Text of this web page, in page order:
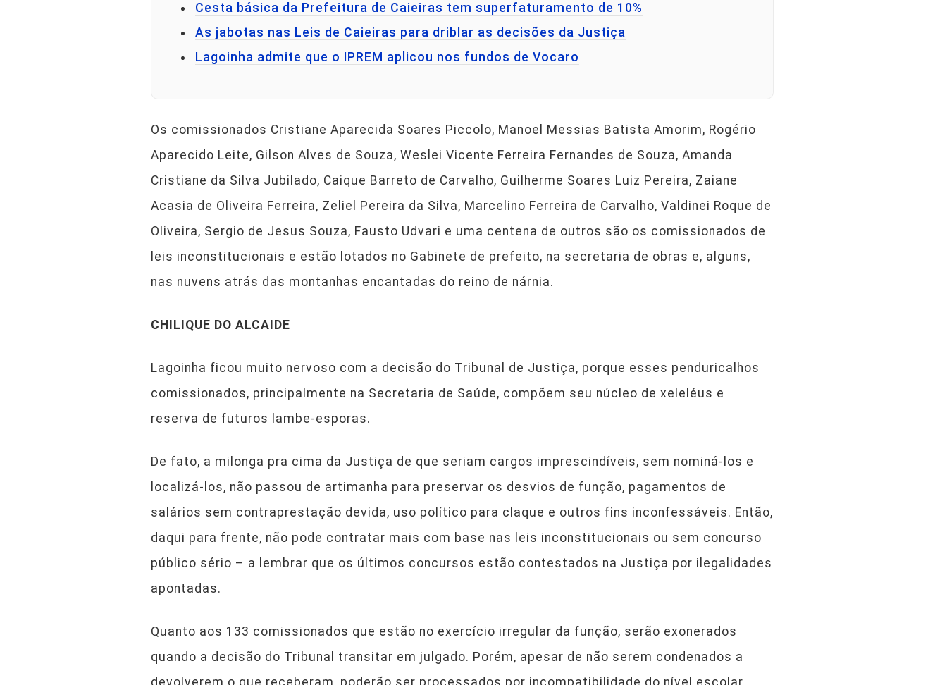
Cesta básica da Prefeitura de Caieiras tem superfaturamento de 10%
As jabotas nas Leis de Caieiras para driblar as decisões da Justiça
Lagoinha admite que o IPREM aplicou nos fundos de Vocaro
Os comissionados Cristiane Aparecida Soares Piccolo, Manoel Messias Batista Amorim, Rogério
Aparecido Leite, Gilson Alves de Souza, Weslei Vicente Ferreira Fernandes de Souza, Amanda
Cristiane da Silva Jubilado, Caique Barreto de Carvalho, Guilherme Soares Luiz Pereira, Zaiane
Acasia de Oliveira Ferreira, Zeliel Pereira da Silva, Marcelino Ferreira de Carvalho, Valdinei Roque de
Oliveira, Sergio de Jesus Souza, Fausto Udvari e uma centena de outros são os comissionados de
leis inconstitucionais e estão lotados no Gabinete de prefeito, na secretaria de obras e, alguns,
nas nuvens atrás das montanhas encantadas do reino de nárnia.
CHILIQUE DO ALCAIDE
Lagoinha ficou muito nervoso com a decisão do Tribunal de Justiça, porque esses penduricalhos
comissionados, principalmente na Secretaria de Saúde, compõem seu núcleo de xeleléus e
reserva de futuros lambe-esporas.
De fato, a milonga pra cima da Justiça de que seriam cargos imprescindíveis, sem nominá-los e
localizá-los, não passou de artimanha para preservar os desvios de função, pagamentos de
salários sem contraprestação devida, uso político para claque e outros fins inconfessáveis. Então,
daqui para frente, não pode contratar mais com base nas leis inconstitucionais ou sem concurso
público sério – a lembrar que os últimos concursos estão contestados na Justiça por ilegalidades
apontadas.
Quanto aos 133 comissionados que estão no exercício irregular da função, serão exonerados
quando a decisão do Tribunal transitar em julgado. Porém, apesar de não serem condenados a